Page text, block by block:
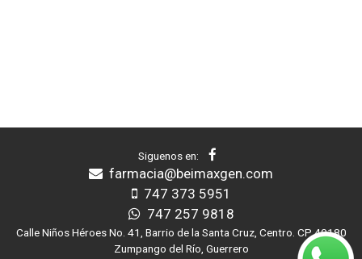
Siguenos en:
farmacia@beimaxgen.com
747 373 5951
747 257 9818
Calle Niños Héroes No. 41, Barrio de la Santa Cruz, Centro. CP 40180
Zumpango del Río, Guerrero